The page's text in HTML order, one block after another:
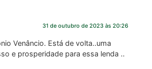
31 de outubro de 2023 às 20:26
Venâncio. Está de volta..uma
e prosperidade para essa lenda ..